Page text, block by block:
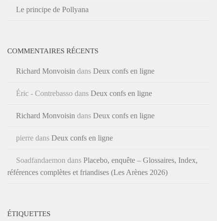
Le principe de Pollyana
COMMENTAIRES RÉCENTS
Richard Monvoisin dans Deux confs en ligne
Éric - Contrebasso dans Deux confs en ligne
Richard Monvoisin dans Deux confs en ligne
pierre dans Deux confs en ligne
Soadfandaemon dans Placebo, enquête – Glossaires, Index,
références complètes et friandises (Les Arènes 2026)
ÉTIQUETTES